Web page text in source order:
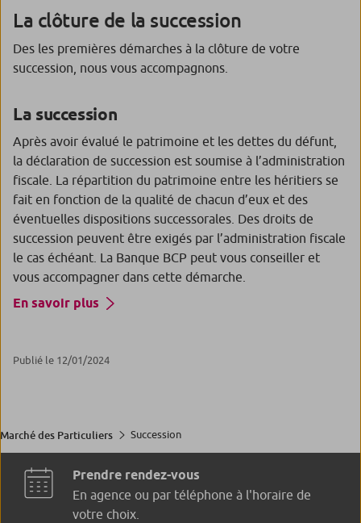
La clôture de la succession
Des les premières démarches à la clôture de votre
succession, nous vous accompagnons.
La succession
Après avoir évalué le patrimoine et les dettes du défunt,
la déclaration de succession est soumise à l’administration
fiscale. La répartition du patrimoine entre les héritiers se
fait en fonction de la qualité de chacun d’eux et des
éventuelles dispositions successorales. Des droits de
succession peuvent être exigés par l’administration fiscale
le cas échéant. La Banque BCP peut vous conseiller et
vous accompagner dans cette démarche.
En savoir plus
Publié le 12/01/2024
Marché des Particuliers Succession
Prendre rendez-vous
En agence ou par téléphone à l'horaire de
votre choix.